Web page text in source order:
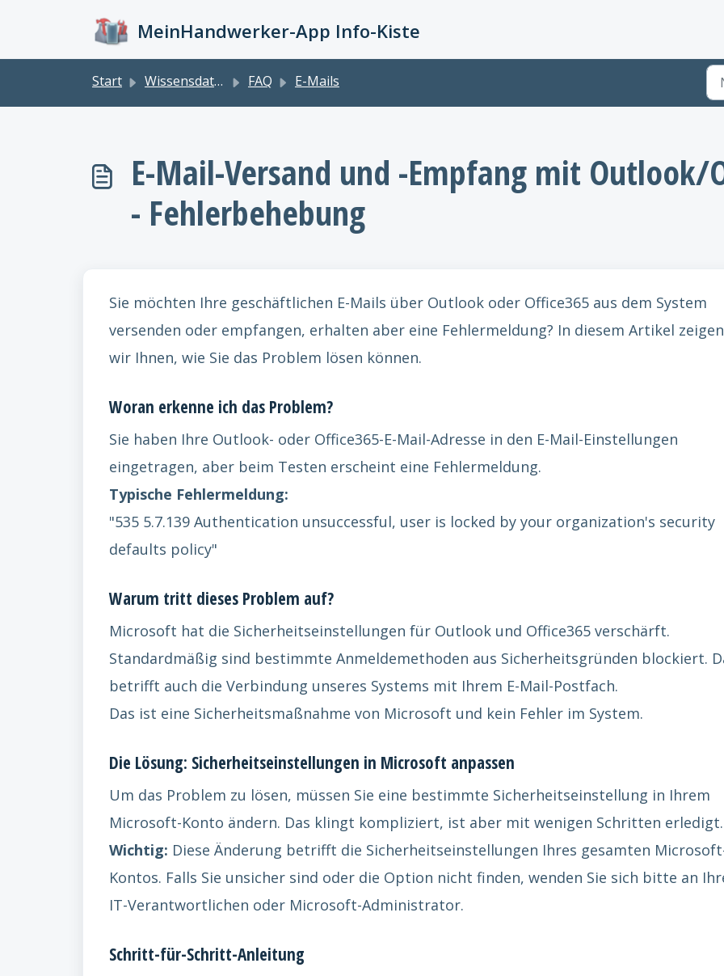
MeinHandwerker-App Info-Kiste
Start Wissensdatenbank FAQ E-Mails
E-Mail-Versand und -Empfang mit Outlook/
- Fehlerbehebung
Sie möchten Ihre geschäftlichen E-Mails über Outlook oder Office365 aus dem System
versenden oder empfangen, erhalten aber eine Fehlermeldung? In diesem Artikel zeigen
wir Ihnen, wie Sie das Problem lösen können.
Woran erkenne ich das Problem?
Sie haben Ihre Outlook- oder Office365-E-Mail-Adresse in den E-Mail-Einstellungen
eingetragen, aber beim Testen erscheint eine Fehlermeldung.
Typische Fehlermeldung:
"535 5.7.139 Authentication unsuccessful, user is locked by your organization's security
defaults policy"
Warum tritt dieses Problem auf?
Microsoft hat die Sicherheitseinstellungen für Outlook und Office365 verschärft.
Standardmäßig sind bestimmte Anmeldemethoden aus Sicherheitsgründen blockiert.
betrifft auch die Verbindung unseres Systems mit Ihrem E-Mail-Postfach.
Das ist eine Sicherheitsmaßnahme von Microsoft und kein Fehler im System.
Die Lösung: Sicherheitseinstellungen in Microsoft anpassen
Um das Problem zu lösen, müssen Sie eine bestimmte Sicherheitseinstellung in Ihrem
Microsoft-Konto ändern. Das klingt kompliziert, ist aber mit wenigen Schritten erledigt.
Wichtig: Diese Änderung betrifft die Sicherheitseinstellungen Ihres gesamten
Kontos. Falls Sie unsicher sind oder die Option nicht finden, wenden Sie sich bitte an
IT-Verantwortlichen oder Microsoft-Administrator.
Schritt-für-Schritt-Anleitung